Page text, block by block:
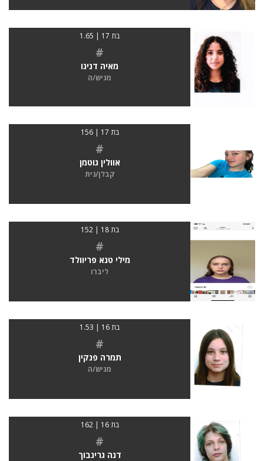
בת 17 | 1.65
#
מאיה דנינו
מגיש/ה
בת 17 | 156
#
אוולין גוטמן
קבלן/נית
בת 18 | 152
#
מילי טנא פריוולד
ליברו
בת 16 | 1.53
#
תמרה פנקין
מגיש/ה
בת 16 | 162
#
דנה גרינבוך